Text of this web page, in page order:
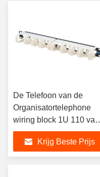
De Telefoon van de
Organisatortelephone
wiring block 1U 110 van
de rekkabel
Bedradingsblok
Krijg Beste Prijs